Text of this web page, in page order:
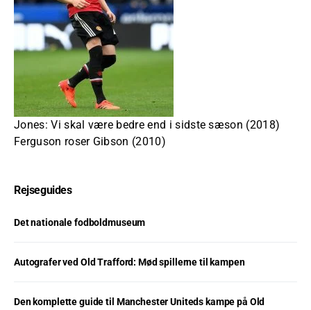
Jones: Vi skal være bedre end i sidste sæson (2018)
Ferguson roser Gibson (2010)
Rejseguides
Det nationale fodboldmuseum
Autografer ved Old Trafford: Mød spillerne til kampen
Den komplette guide til Manchester Uniteds kampe på Old